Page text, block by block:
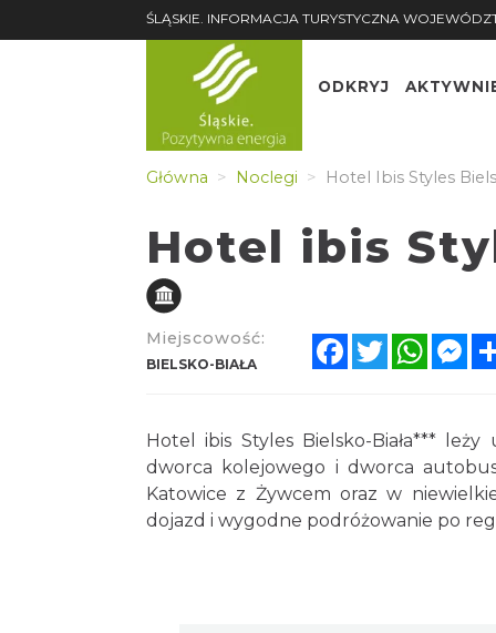
ŚLĄSKIE. INFORMACJA TURYSTYCZNA
ODKRYJ
Główna Noclegi Hotel Ibis Styles
Hotel ibis
Miejscowość:
BIELSKO-BIAŁA
FacebookTwitter
Hotel ibis Styles Bielsko-Biała***
dworca kolejowego i dworca
Katowice z Żywcem oraz w
dojazd i wygodne podróżowanie po